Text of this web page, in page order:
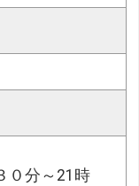
０分～21時